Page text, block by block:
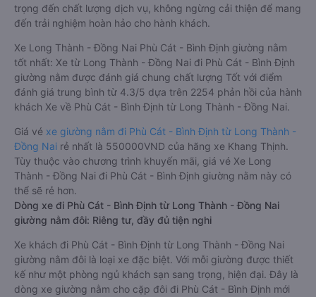
trọng đến chất lượng dịch vụ, không ngừng cải thiện để mang
đến trải nghiệm hoàn hảo cho hành khách.
Xe Long Thành - Đồng Nai Phù Cát - Bình Định giường nằm
tốt nhất: Xe từ Long Thành - Đồng Nai đi Phù Cát - Bình Định
giường nằm được đánh giá chung chất lượng Tốt với điểm
đánh giá trung bình từ 4.3/5 dựa trên 2254 phản hồi của hành
khách Xe về Phù Cát - Bình Định từ Long Thành - Đồng Nai.
Giá vé xe giường nằm đi Phù Cát - Bình Định từ Long Thành -
Đồng Nai rẻ nhất là 550000VND của hãng xe Khang Thịnh.
Tùy thuộc vào chương trình khuyến mãi, giá vé Xe Long
Thành - Đồng Nai đi Phù Cát - Bình Định giường nằm này có
thể sẽ rẻ hơn.
Dòng xe đi Phù Cát - Bình Định từ Long Thành - Đồng Nai
giường nằm đôi: Riêng tư, đầy đủ tiện nghi
Xe khách đi Phù Cát - Bình Định từ Long Thành - Đồng Nai
giường nằm đôi là loại xe đặc biệt. Với mỗi giường được thiết
kế như một phòng ngủ khách sạn sang trọng, hiện đại. Đây là
dòng xe giường nằm cho cặp đôi đi Phù Cát - Bình Định mới